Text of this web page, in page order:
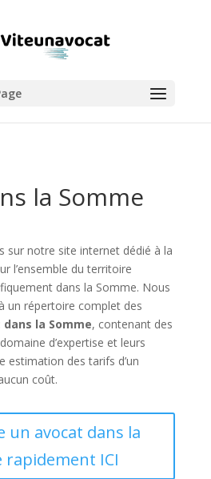
la Somme
sur notre site internet dédié à la
l’ensemble du territoire
dans la Somme. Nous
un répertoire complet des
la Somme, contenant des
d’expertise et leurs
estimation des tarifs d’un
coût.
un avocat dans la
rapidement ICI